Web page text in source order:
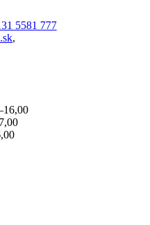
5581 777
,